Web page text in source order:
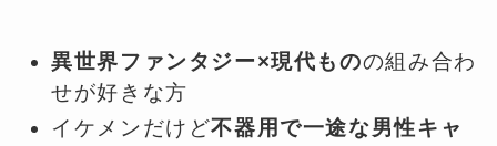
異世界ファンタジー×現代ものの組み合わ
せが好きな方
イケメンだけど不器用で一途な男性キャ